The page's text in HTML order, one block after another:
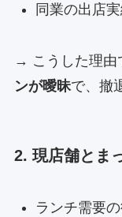
同業の出店
→ こうした理由
ンが曖昧で、撤
2. 現店舗とま
ランチ需要